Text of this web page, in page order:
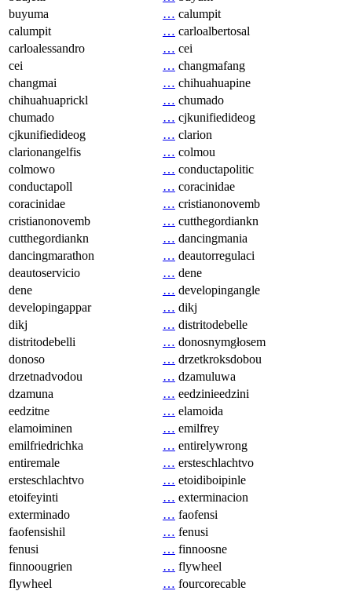
buyuma
… calumpit
calumpit
… carloalbertosal
carloalessandro
… cei
cei
… changmafang
changmai
… chihuahuapine
chihuahuaprickl
… chumado
chumado
… cjkunifiedideog
cjkunifiedideog
… clarion
clarionangelfis
… colmou
colmowo
… conductapolitic
conductapoll
… coracinidae
coracinidae
… cristianonovemb
cristianonovemb
… cutthegordiankn
cutthegordiankn
… dancingmania
dancingmarathon
… deautorregulaci
deautoservicio
… dene
dene
… developingangle
developingappar
… dikj
dikj
… distritodebelle
distritodebelli
… donosnymgłosem
donoso
… drzetkroksdobou
drzetnadvodou
… dzamuluwa
dzamuna
… eedzinieedzini
eedzitne
… elamoida
elamoiminen
… emilfrey
emilfriedrichka
… entirelywrong
entiremale
… ersteschlachtvo
ersteschlachtvo
… etoidiboipinle
etoifeyinti
… exterminacion
exterminado
… faofensi
faofensishil
… fenusi
fenusi
… finnoosne
finnoougrien
… flywheel
flywheel
… fourcorecable